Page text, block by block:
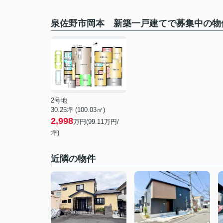
泉佐野市岡本 新築一戸建てで募集中の物
2号地
30.25坪 (100.03㎡)
2,998万円(99.11万円/
坪)
近隣の物件